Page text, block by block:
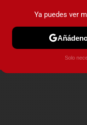
PRUEBAS COCHES
Ya puedes ver
Solo